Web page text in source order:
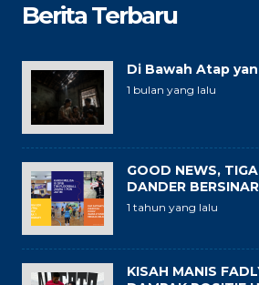
Berita Terbaru
Di Bawah Atap
1 bulan yang lalu
GOOD NEWS,
DANDER
1 tahun yang lalu
KISAH MANIS